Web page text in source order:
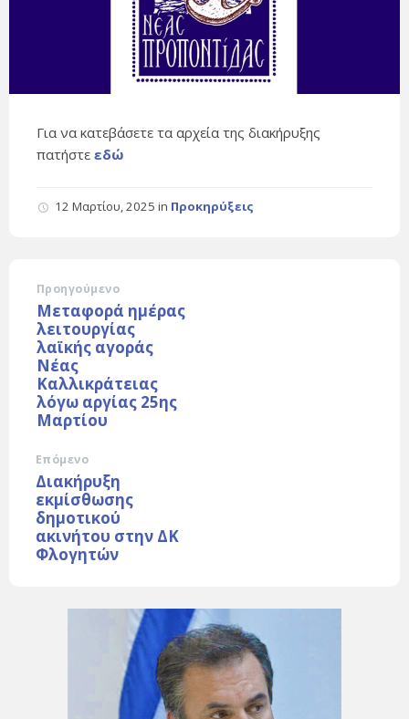
Για να κατεβάσετε τα αρχεία της διακήρυξης
πατήστε εδώ
12 Μαρτίου, 2025 in Προκηρύξεις
Προηγούμενο
Μεταφορά ημέρας
λειτουργίας
λαϊκής αγοράς
Νέας
Καλλικράτειας
λόγω αργίας 25ης
Μαρτίου
Επόμενο
Διακήρυξη
εκμίσθωσης
δημοτικού
ακινήτου στην ΔΚ
Φλογητών